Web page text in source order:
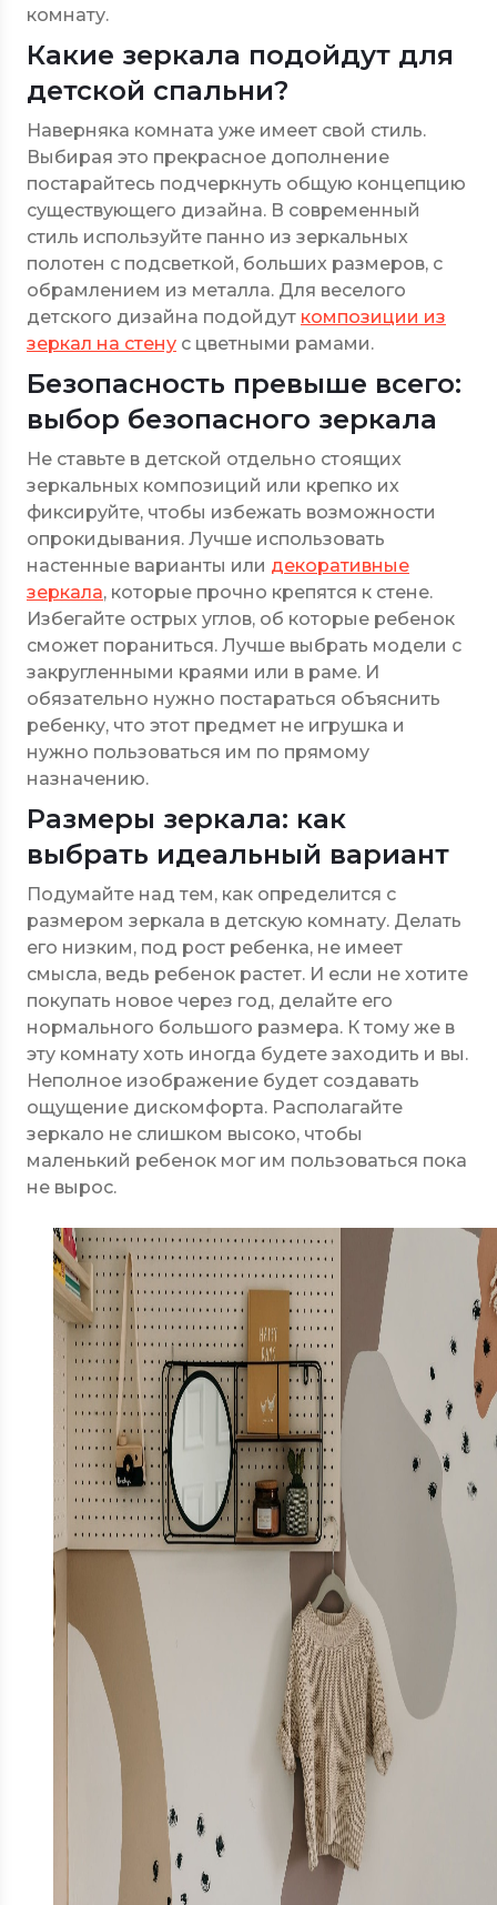
комнату.
Какие зеркала подойдут для
детской спальни?
Наверняка комната уже имеет свой стиль.
Выбирая это прекрасное дополнение
постарайтесь подчеркнуть общую концепцию
существующего дизайна. В современный
стиль используйте панно из зеркальных
полотен с подсветкой, больших размеров, с
обрамлением из металла. Для веселого
детского дизайна подойдут композиции из
зеркал на стену с цветными рамами.
Безопасность превыше всего:
выбор безопасного зеркала
Не ставьте в детской отдельно стоящих
зеркальных композиций или крепко их
фиксируйте, чтобы избежать возможности
опрокидывания. Лучше использовать
настенные варианты или декоративные
зеркала, которые прочно крепятся к стене.
Избегайте острых углов, об которые ребенок
сможет пораниться. Лучше выбрать модели с
закругленными краями или в раме. И
обязательно нужно постараться объяснить
ребенку, что этот предмет не игрушка и
нужно пользоваться им по прямому
назначению.
Размеры зеркала: как
выбрать идеальный вариант
Подумайте над тем, как определится с
размером зеркала в детскую комнату. Делать
его низким, под рост ребенка, не имеет
смысла, ведь ребенок растет. И если не хотите
покупать новое через год, делайте его
нормального большого размера. К тому же в
эту комнату хоть иногда будете заходить и вы.
Неполное изображение будет создавать
ощущение дискомфорта. Располагайте
зеркало не слишком высоко, чтобы
маленький ребенок мог им пользоваться пока
не вырос.